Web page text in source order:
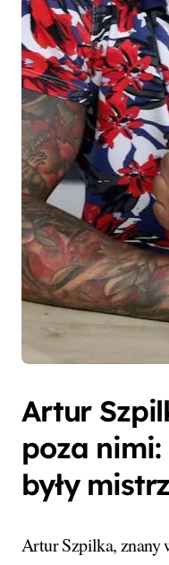
Artur
poza
były
Artur Szpilka, znany